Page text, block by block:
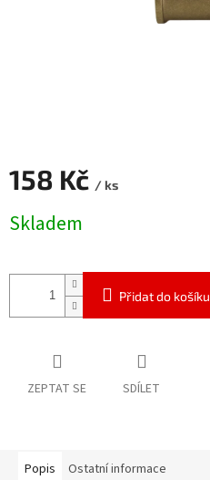
158 Kč / ks
cena:
Skladem
Přidat do košíku
ZEPTAT SE SDÍLET
Popis Ostatní informace